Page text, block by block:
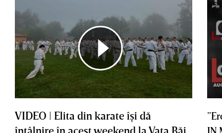
VIDEO | Elita din karate îşi dă